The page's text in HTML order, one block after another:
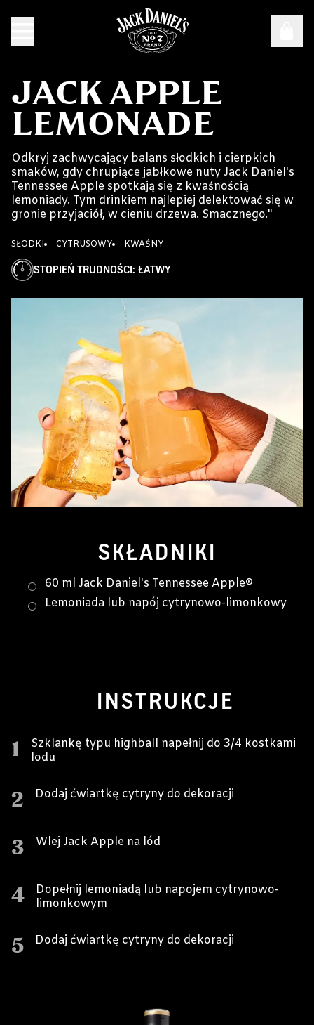
JACK APPLE
LEMONADE
Odkryj zachwycający balans słodkich i cierpkich
smaków, gdy chrupiące jabłkowe nuty Jack Daniel's
Tennessee Apple spotkają się z kwaśnością
lemoniady. Tym drinkiem najlepiej delektować się w
gronie przyjaciół, w cieniu drzewa. Smacznego."
SŁODKI CYTRUSOWY KWAŚNY
STOPIEŃ TRUDNOŚCI: ŁATWY
SKŁADNIKI
60 ml Jack Daniel's Tennessee Apple®
Lemoniada lub napój cytrynowo-limonkowy
INSTRUKCJE
1
Szklankę typu highball napełnij do 3/4 kostkami
lodu
2 Dodaj ćwiartkę cytryny do dekoracji
3 Wlej Jack Apple na lód
4
Dopełnij lemoniadą lub napojem cytrynowo-
limonkowym
5 Dodaj ćwiartkę cytryny do dekoracji